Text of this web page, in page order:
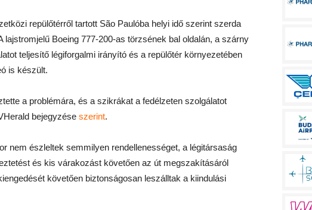
repülőtérről tartott São Paulóba helyi idő szerint szerda
Boeing 777-200-as törzsének bal oldalán, a szárny
teljesítő légiforgalmi irányító és a repülőtér környezetében
is készült.
a problémára, és a szikrákat a fedélzeten szolgálatot
bejegyzése szerint.
nem észleltek semmilyen rendellenességet, a légitársaság
és kis várakozást követően az út megszakításáról
követően biztonságosan leszálltak a kiindulási